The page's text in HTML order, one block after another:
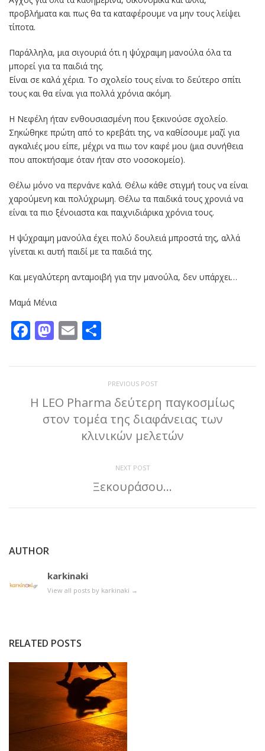
προβλήματα και πως θα τα καταφέρουμε να μην τους λείψει
τίποτα.
Παράλληλα, μια σιγουριά ότι η ψύχραιμη μανούλα όλα τα
μπορεί για τα παιδιά της.
Είναι σε καλά χέρια. Το σχολείο τους είναι το δεύτερο σπίτι
τους και θα είναι για πολλά χρόνια ακόμη.
Η Νεφέλη ήταν ενθουσιασμένη που ξεκινούσε σχολείο.
Σηκώθηκε πρώτη από το κρεβάτι της, να καθίσουμε μαζί για
αγκαλιές μου είπε, μέχρι να πιω τον καφέ μου (μια συνήθεια
που αποκτήσαμε όταν ήταν στο νοσοκομείο).
Θέλω μόνο να περνάνε καλά. Θέλω κάθε στιγμή τους να είναι
χαρούμενη και πολύχρωμη. Θέλω τα παιδικά τους χρονιά να
είναι τα πιο ξένοιαστα και παιχνιδιάρικα χρόνια τους.
Η ψύχραιμη μανούλα έχει πολύ δουλειά μπροστά της, αλλά
γίνεται κι αυτή παιδί με τα παιδιά της.
Και μεγαλύτερη ανταμοιβή για την μανούλα, δεν υπάρχει…
Μαμά Μένια
Facebook
Mastodon
Email
PREVIOUS POST
Η LEO Pharma δεύτερη παγκοσμίως
στον τομέα της διαφάνειας των
κλινικών μελετών
NEXT POST
Ξεκουράσου…
AUTHOR
karkinaki
View all posts by karkinaki →
RELATED POSTS